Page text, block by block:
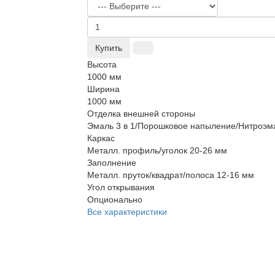
Купить
Высота
1000 мм
Ширина
1000 мм
Отделка внешней стороны
Эмаль 3 в 1/Порошковое напыление/
Каркас
Металл. профиль/уголок 20-26 мм
Заполнение
Металл. пруток/квадрат/полоса 12-16 мм
Угол открывания
Опционально
Все характеристики